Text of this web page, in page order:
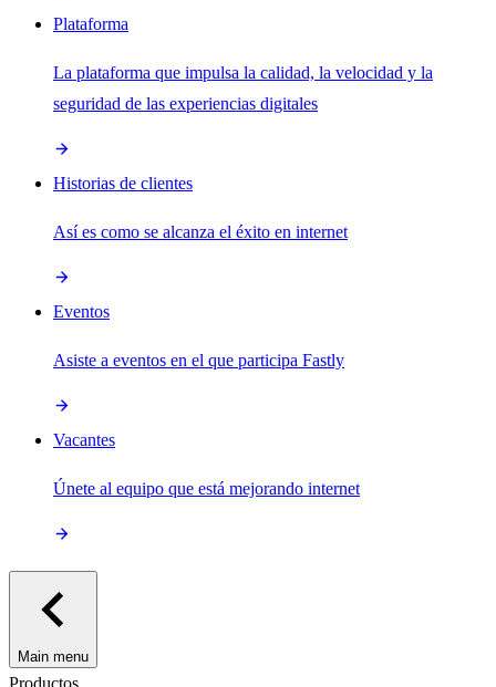
Plataforma
La plataforma que impulsa la calidad, la velocidad y la
seguridad de las experiencias digitales
Historias de clientes
Así es como se alcanza el éxito en internet
Eventos
Asiste a eventos en el que participa Fastly
Vacantes
Únete al equipo que está mejorando internet
Main menu
Productos